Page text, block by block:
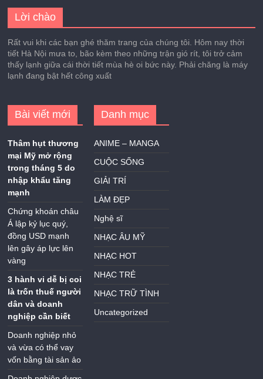
Lời chào
Rất vui khi các bạn ghé thăm trang của chúng tôi. Hôm nay thời
tiết Hà Nội mưa to, bão kèm theo những trận gió rít, tôi trở cảm
thấy lạnh giữa cái thời tiết mùa hè oi bức này. Phải chăng là máy
lạnh đang bật hết công xuất
Bài viết mới
Thâm hụt thương
mại Mỹ mở rộng
trong tháng 5 do
nhập khẩu tăng
mạnh
Chứng khoán châu
Á lập kỷ lục quý,
đồng USD mạnh
lên gây áp lực lên
vàng
3 hành vi dễ bị coi
là trốn thuế người
dân và doanh
nghiệp cần biết
Doanh nghiệp nhỏ
và vừa có thể vay
vốn bằng tài sản ảo
Danh mục
ANIME – MANGA
CUỘC SỐNG
GIẢI TRÍ
LÀM ĐẸP
Nghệ sĩ
NHẠC ÂU MỸ
NHẠC HOT
NHẠC TRẺ
NHẠC TRỮ TÌNH
Uncategorized